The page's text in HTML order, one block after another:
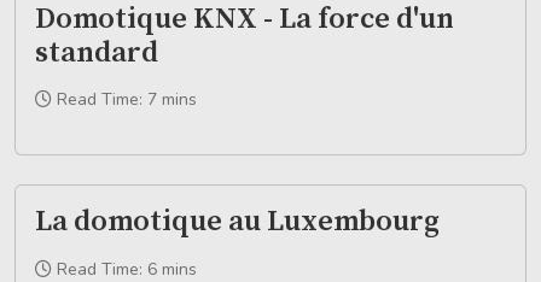
Domotique KNX - La force d'un
standard
Read Time: 7 mins
La domotique au Luxembourg
Read Time: 6 mins